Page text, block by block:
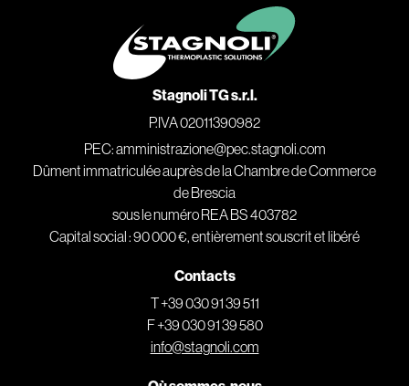
Stagnoli TG s.r.l.
P.IVA 02011390982
PEC: amministrazione@pec.stagnoli.com
Dûment immatriculée auprès de la Chambre de Commerce
de Brescia
sous le numéro REA BS 403782
Capital social : 90 000 €, entièrement souscrit et libéré
Contacts
T +39 030 91 39 511
F +39 030 91 39 580
info@stagnoli.com